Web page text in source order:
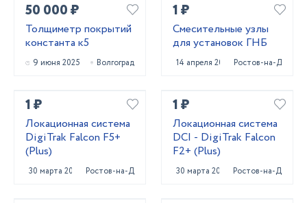
50 000 ₽
Толщиметр покрытий
константа к5
9 июня 2025 Волгоград
1 ₽
Смесительные узлы
для установок ГНБ
14 апреля 2022 Ростов-на-Дону
1 ₽
Локационная система
DigiTrak Falcon F5+
(Plus)
30 марта 2023 Ростов-на-Дону
1 ₽
Локационная система
DCI - DigiTrak Falcon
F2+ (Plus)
30 марта 2023 Ростов-на-Дону